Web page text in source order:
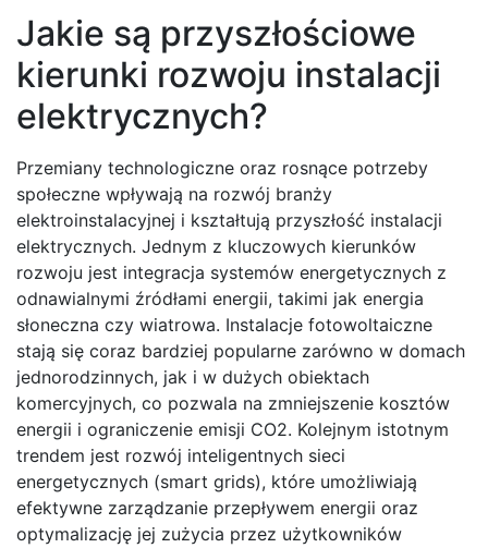
Jakie są przyszłościowe
kierunki rozwoju instalacji
elektrycznych?
Przemiany technologiczne oraz rosnące potrzeby
społeczne wpływają na rozwój branży
elektroinstalacyjnej i kształtują przyszłość instalacji
elektrycznych. Jednym z kluczowych kierunków
rozwoju jest integracja systemów energetycznych z
odnawialnymi źródłami energii, takimi jak energia
słoneczna czy wiatrowa. Instalacje fotowoltaiczne
stają się coraz bardziej popularne zarówno w domach
jednorodzinnych, jak i w dużych obiektach
komercyjnych, co pozwala na zmniejszenie kosztów
energii i ograniczenie emisji CO2. Kolejnym istotnym
trendem jest rozwój inteligentnych sieci
energetycznych (smart grids), które umożliwiają
efektywne zarządzanie przepływem energii oraz
optymalizację jej zużycia przez użytkowników